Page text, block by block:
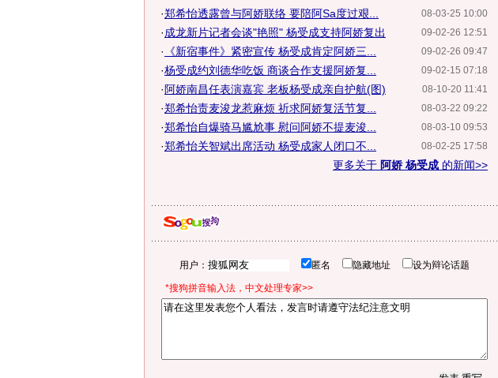
08-03-25 10:00
·郑希怡透露曾与阿娇联络 要陪阿Sa度过艰...
09-02-26 12:51
·成龙新片记者会谈"艳照" 杨受成支持阿娇复出
09-02-26 09:47
· 《新宿事件》紧密宣传 杨受成肯定阿娇三...
09-02-15 07:18
·杨受成约刘德华吃饭 商谈合作支援阿娇复...
08-10-20 11:41
· 阿娇南昌任表演嘉宾 老板杨受成亲自护航(图)
08-03-22 09:22
·郑希怡责麦浚龙惹麻烦 祈求阿娇复活节复...
08-03-10 09:53
·郑希怡自爆骑马尴尬事 慰问阿娇不提麦浚...
08-02-25 17:58
·郑希怡关智斌出席活动 杨受成家人闭口不...
更多关于 阿娇 杨受成 的新闻>>
用户： 匿名 隐藏地址 设为辩论话题
*搜狗拼音输入法，中文处理专家>>